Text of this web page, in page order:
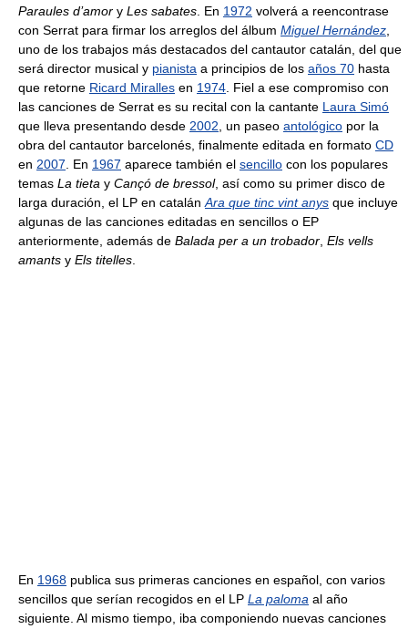
Paraules d’amor y Les sabates . En 1972 volverá a reencontrase
con Serrat para firmar los arreglos del álbum Miguel Hernández
uno de los trabajos más destacados del cantautor catalán, del que
será director musical y pianista a principios de los años 70 hasta
que retorne Ricard Miralles en 1974 . Fiel a ese compromiso con
las canciones de Serrat es su recital con la cantante Laura Simó
que lleva presentando desde 2002 , un paseo antológico por la
obra del cantautor barcelonés, finalmente editada en formato CD
en 2007 . En 1967 aparece también el sencillo con los populares
temas La tieta y Cançó de bressol, así como su primer disco de
larga duración, el LP en catalán Ara que tinc vint anys que incluye
algunas de las canciones editadas en sencillos o EP
anteriormente, además de Balada per a un trobador Els vells
amants y Els titelles
En 1968 publica sus primeras canciones en español, con varios
sencillos que serían recogidos en el LP La paloma al año
siguiente. Al mismo tiempo, iba componiendo nuevas canciones